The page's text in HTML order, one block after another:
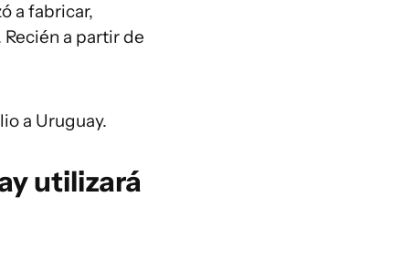
a fabricar,
a partir de
a Uruguay.
utilizará